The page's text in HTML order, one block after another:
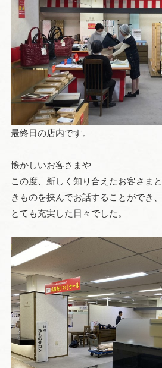
最終日の店内です。
懐かしいお客さまや
この度、新しく知り合えたお客さまと
きものを挟んでお話することができ、
とても充実した日々でした。